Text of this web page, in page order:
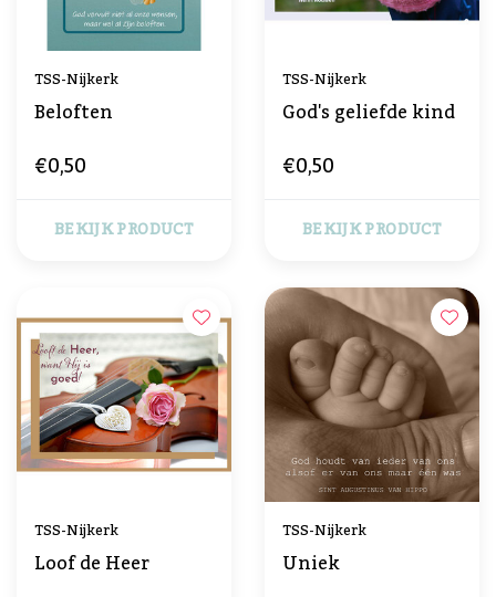
TSS-Nijkerk
Beloften
€0,50
BEKIJK PRODUCT
TSS-Nijkerk
God's geliefde kind
€0,50
BEKIJK PRODUCT
TSS-Nijkerk
Loof de Heer
TSS-Nijkerk
Uniek